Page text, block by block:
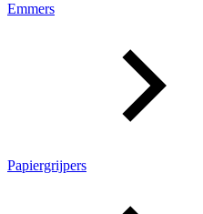
Emmers
Papiergrijpers